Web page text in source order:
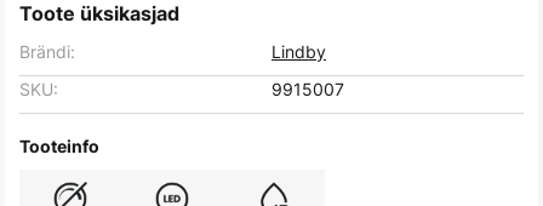
Toote üksikasjad
Brändi:
Lindby
SKU:
9915007
Tooteinfo